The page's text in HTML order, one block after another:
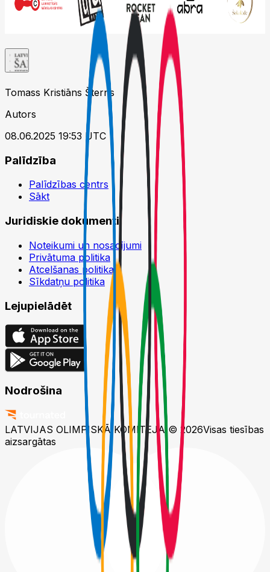
Tomass Kristiāns Šterns
Autors
08.06.2025 19:53 UTC
Palīdzība
Palīdzības centrs
Sākt
Juridiskie dokumenti
Noteikumi un nosacījumi
Privātuma politika
Atcelšanas politika
Sīkdatņu politika
Lejupielādēt
Nodrošina
LATVIJAS OLIMPISKĀ KOMITEJA © 2026Visas tiesības
aizsargātas